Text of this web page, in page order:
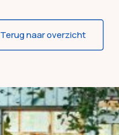
Terug naar overzicht